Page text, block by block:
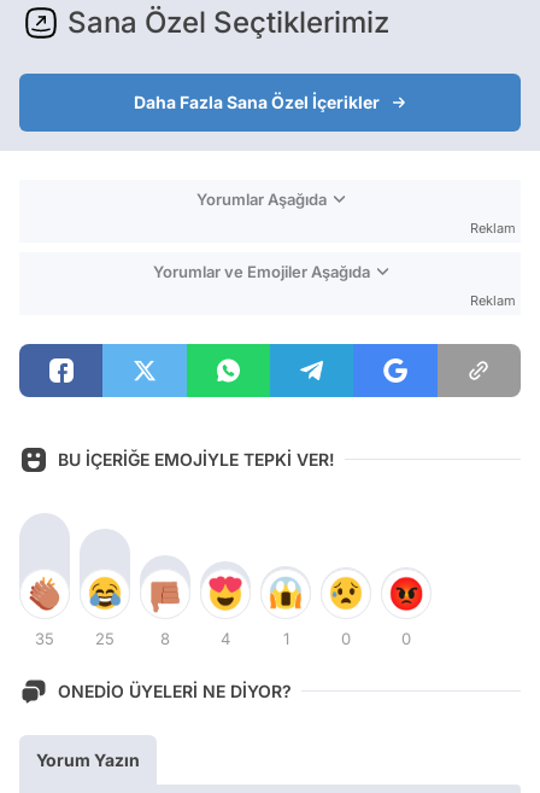
Sana Özel Seçtiklerimiz
Daha Fazla Sana Özel İçerikler
Yorumlar Aşağıda
Reklam
Yorumlar ve Emojiler Aşağıda
Reklam
BU İÇERİĞE EMOJİYLE TEPKİ VER!
35 25 8 4 1 0 0
ONEDİO ÜYELERİ NE DİYOR?
Yorum Yazın